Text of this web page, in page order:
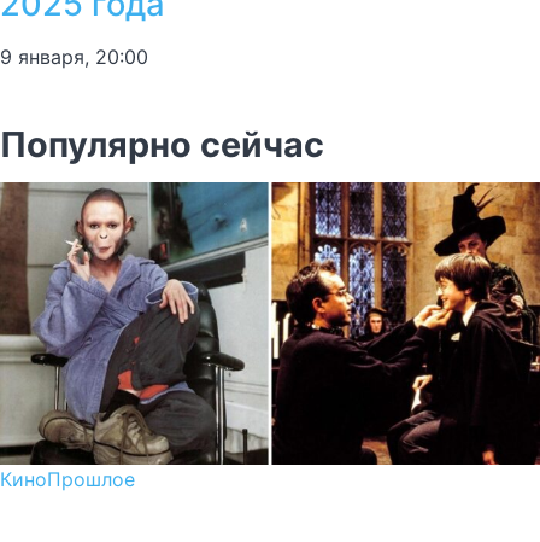
9 января, 20:00
Популярно сейчас
КиноПрошлое